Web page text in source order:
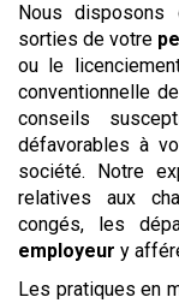
Nous
sorties de votre
ou le
conventionnelle
conseils
défavorables à
société. Notre
relatives aux
congés, les
employeur y
Les pratiques en